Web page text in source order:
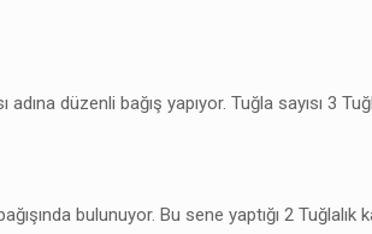
düzenli bağış yapıyor. Tuğla sayısı 3
bulunuyor. Bu sene yaptığı 2 Tuğlalık